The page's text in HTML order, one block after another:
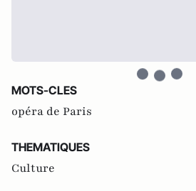
MOTS-CLES
opéra de Paris
THEMATIQUES
Culture